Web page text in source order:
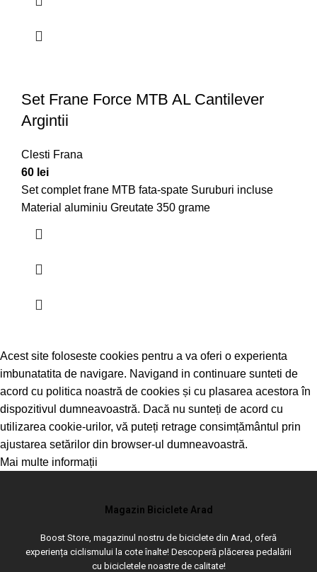
Set Frane Force MTB AL Cantilever
Argintii
Clesti Frana
60 lei
Set complet frane MTB fata-spate Suruburi incluse
Material aluminiu Greutate 350 grame
Acest site foloseste cookies pentru a va oferi o experienta
imbunatatita de navigare. Navigand in continuare sunteti de
acord cu politica noastră de cookies și cu plasarea acestora în
dispozitivul dumneavoastră. Dacă nu sunteți de acord cu
utilizarea cookie-urilor, vă puteți retrage consimțământul prin
ajustarea setărilor din browser-ul dumneavoastră.
Mai multe informații
Magazin Biciclete Arad
Boost Store, magazinul nostru de biciclete din Arad, oferă
experiența ciclismului la cote înalte! Descoperă plăcerea pedalării
cu bicicletele noastre de calitate!